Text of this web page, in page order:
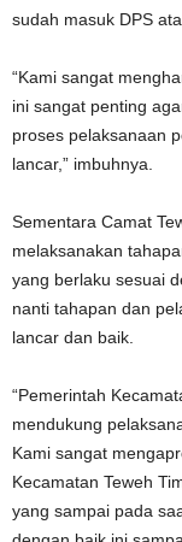
sudah masuk DPS
“Kami sangat
ini sangat penting
proses pelaksanaan
lancar,” imbuhnya.
Sementara Camat
melaksanakan
yang berlaku sesuai
nanti tahapan dan
lancar dan baik.
“Pemerintah
mendukung
Kami sangat
Kecamatan Teweh
yang sampai pada